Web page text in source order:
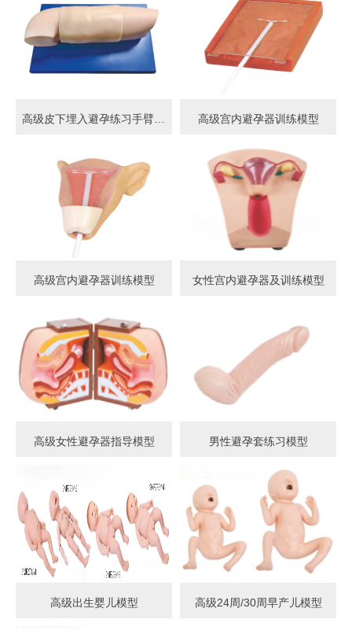
高级皮下埋入避孕练习手臂模型 高级宫内避孕器训练模型
高级宫内避孕器训练模型 女性宫内避孕器及训练模型
高级女性避孕器指导模型 男性避孕套练习模型
高级出生婴儿模型 高级24周/30周早产儿模型